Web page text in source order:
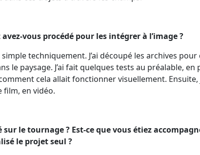
vous procédé pour les intégrer à l’image ?
techniquement. J’ai découpé les archives
le paysage. J’ai fait quelques tests au préalable,
cela allait fonctionner visuellement. Ensuite,
film, en vidéo.
le tournage ? Est-ce que vous étiez
le projet seul ?